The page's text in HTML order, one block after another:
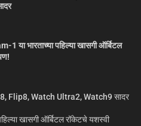
या भारताच्या पहिल्या खासगी ऑर्बिटल
Flip8, Watch Ultra2, Watch9 सादर
खासगी ऑर्बिटल रॉकेटचे यशस्वी